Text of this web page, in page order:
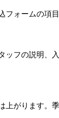
ォームの項
フの説明
がります。